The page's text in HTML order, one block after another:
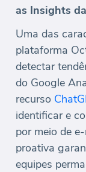
as Insights
Uma das
plataforma
detectar
do Google
recurso
identificar e
por meio de
proativa
equipes